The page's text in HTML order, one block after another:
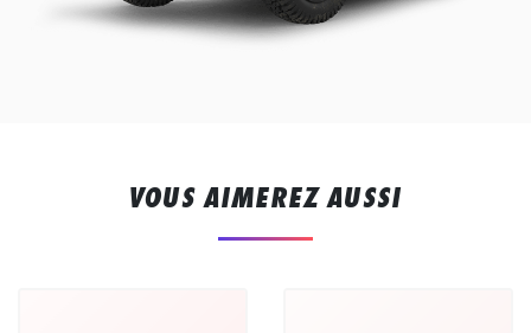
VOUS AIMEREZ AUSSI